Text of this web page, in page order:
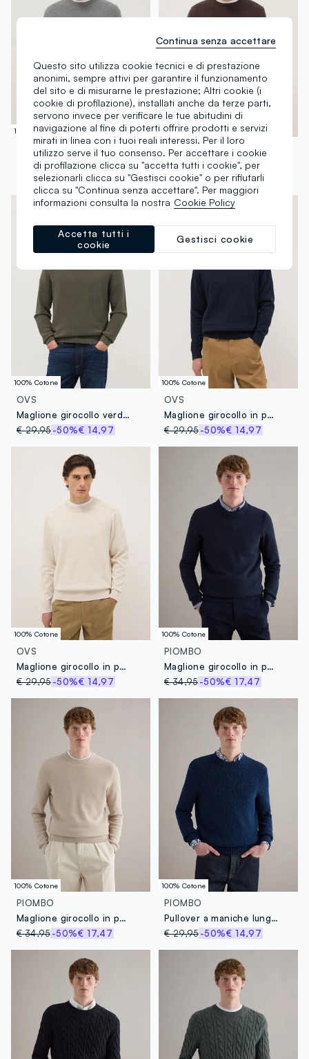
100% Cotone
Maglione girocollo grigio in puro cotone regular fit
€ 29,95-50%€ 14,97
100% Cotone
OVS
€ 29,95-50%€ 14,97
100% Cotone
OVS
Maglione girocollo verde in puro cotone regular fit
€ 29,95-50%€ 14,97
100% Cotone
OVS
Maglione girocollo in puro cotone blu regular fit
€ 29,95 -50%€ 14,97
100% Cotone
OVS
Maglione girocollo in puro cotone beige regular fit
€ 29,95-50%€ 14,97
100% Cotone
PIOMBO
Maglione girocollo in puro cotone blu regular fit
€ 34,95 -50%€ 17,47
100% Cotone
PIOMBO
Maglione girocollo in puro cotone beige regular fit
€ 34,95-50%€ 17,47
100% Cotone
PIOMBO
Pullover a maniche lunghe in puro cotone blu regular fit
€ 29,95 -50%€ 14,97
Questo sito utilizza cookie tecnici e di prestazione
anonimi, sempre attivi per garantire il funzionamento
del sito e di misurarne le prestazione; Altri cookie (i
cookie di profilazione), installati anche da terze parti,
servono invece per verificare le tue abitudini di
navigazione al fine di poterti offrire prodotti e servizi
mirati in linea con i tuoi reali interessi. Per il loro
utilizzo serve il tuo consenso. Per accettare i cookie
di profilazione clicca su "accetta tutti i cookie", per
selezionarli clicca su "Gestisci cookie" o per rifiutarli
clicca su "Continua senza accettare". Per maggiori
informazioni consulta la nostra Cookie Policy
Gestisci cookie
Accetta tutti i
cookie
Continua senza accettare